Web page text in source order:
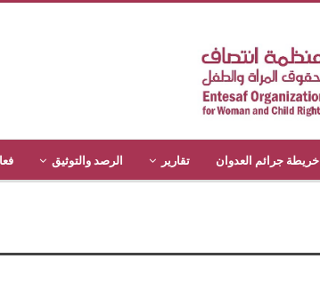
خريطة جرائم العدوان تقارير الرصد والتوثيق